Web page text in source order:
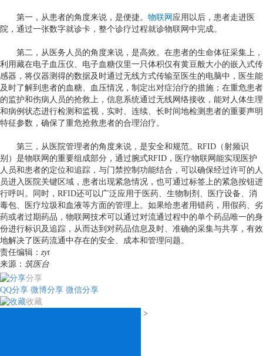
第一，从患者的角度来说，是便捷。 物联网 应用以后，患者走进医
院，通过一张数字就诊卡，整个诊疗过程就诊物联网中完成。
第二，从医务人员的角度来说，是高效。在患者的生命体征采集上，
利用藏在电子血压仪、电子血糖仪里一只体积仅有黄豆般大小的嵌入式传
感器，将仪器测得的数据及时通过无线方式传输至医生的电脑中，医生能
及时了解到患者的血糖、血压情况，制定出对症治疗的措施；在重危患者
的监护和伤病人员的抢救上，信息系统通过无线网络接收，能对人体生理
和病例状态进行检测和监视，实时、连续、长时间地检测患者的重要声明
特征参数，确保了重危抢救患者的合理治疗。
第三，从医院管理者的角度来说，是安全和规范。 RFID （射频识
别）是物联网的重要组成部分，通过腕式RFID ，医疗物联网能实现医护
人员和患者的定位和追踪，与门禁控制功能结合，可以确保经过许可的人
员进入医院关键区域，患者出现紧急情况，也可通过标签上的紧急按钮进
行呼叫。同时， RFID还可以广泛应用于医药、生物制剂、医疗设备、消
毒包、医疗垃圾和血液等方面的管理上。如果给患者用错药，用假药、劣
药或者过期药品，物联网技术可以通过对流通过程中的单个药品唯一的身
份进行标识及追踪，从而达到对药品信息及时、准确的采集与共享，有效
地解决了医药流通中存在的安全、成本和管理问题。
责任编辑： zyt
来源： 筑医台
分享
QQ分享 微博分享 微信分享
收藏
>